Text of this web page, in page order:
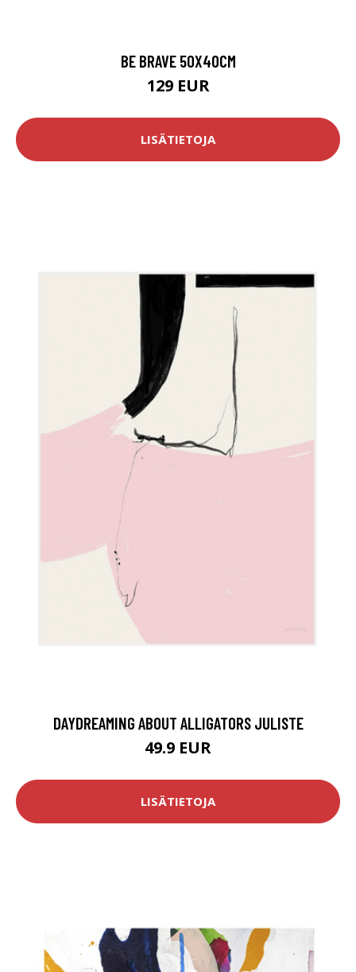
BE BRAVE 50X40CM
129 EUR
LISÄTIETOJA
DAYDREAMING ABOUT ALLIGATORS JULISTE
49.9 EUR
LISÄTIETOJA